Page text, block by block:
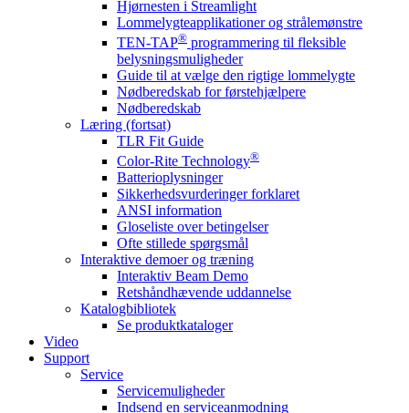
Hjørnesten i Streamlight
Lommelygteapplikationer og strålemønstre
TEN-TAP® programmering til fleksible
belysningsmuligheder
Guide til at vælge den rigtige lommelygte
Nødberedskab for førstehjælpere
Nødberedskab
Læring (fortsat)
TLR Fit Guide
Color-Rite Technology®
Batterioplysninger
Sikkerhedsvurderinger forklaret
ANSI information
Gloseliste over betingelser
Ofte stillede spørgsmål
Interaktive demoer og træning
Interaktiv Beam Demo
Retshåndhævende uddannelse
Katalogbibliotek
Se produktkataloger
Video
Support
Service
Servicemuligheder
Indsend en serviceanmodning